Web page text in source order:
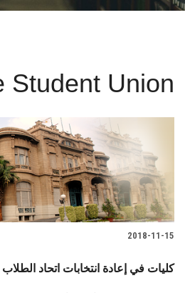
Student Union
2018-11-15
4 كليات في إعادة انتخابات اتحاد